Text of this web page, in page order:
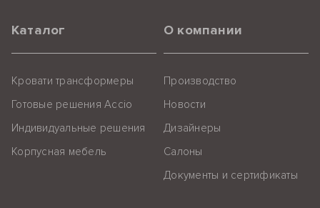
Каталог
Кровати трансформеры
Готовые решения Accio
Индивидуальные решения
Корпусная мебель
О компании
Производство
Новости
Дизайнеры
Салоны
Документы и сертификаты